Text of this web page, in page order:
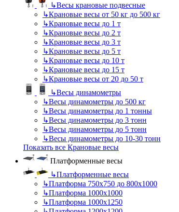
↳Весы крановые подвесные
↳Крановые весы от 50 кг до 500 кг
↳Крановые весы до 1 т
↳Крановые весы до 2 т
↳Крановые весы до 3 т
↳Крановые весы до 5 т
↳Крановые весы до 10 т
↳Крановые весы до 15 т
↳Крановые весы от 20 до 50 т
↳Весы динамометры
↳Весы динамометры до 500 кг
↳Весы динамометры до 1 тонны
↳Весы динамометры до 3 тонн
↳Весы динамометры до 5 тонн
↳Весы динамометры до 10-30 тонн
Показать все Крановые весы
Платформенные весы
↳Платформенные весы
↳Платформа 750х750 до 800х1000
↳Платформа 1000х1000
↳Платформа 1000х1250